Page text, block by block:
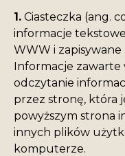
1. Ciasteczka (ang.
informacje
WWW i
Informacje zawarte
odczytanie
przez stronę, która
powyższym strona
innych plików
komputerze.